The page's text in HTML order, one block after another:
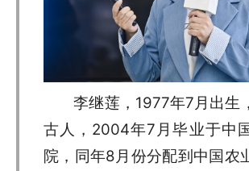
李继莲，1977年7月出生
古人，2004年7月毕业于中
院，同年8月份分配到中国农